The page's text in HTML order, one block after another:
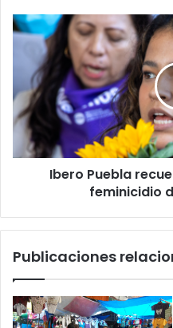
la
manufactura
comercio:
INEGI
Ibero
Puebla
recuerda
víctimas
de
feminicidio
durante
Ibero Puebla
feminicidio
Publicaciones